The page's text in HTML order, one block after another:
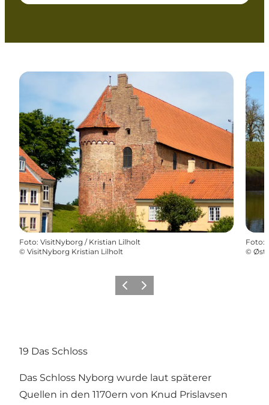
Foto: VisitNyborg / Kristian Lilholt
© VisitNyborg Kristian Lilholt
Foto:
©
ZurückWeiter
19 Das Schloss
Das Schloss Nyborg wurde laut späterer
Quellen in den 1170ern von Knud Prislavsen